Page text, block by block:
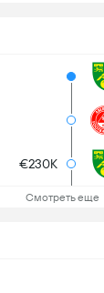
€230K
Смотреть еще